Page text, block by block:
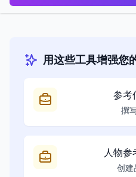
用这些工具增强您
参考
撰
人物参
创建